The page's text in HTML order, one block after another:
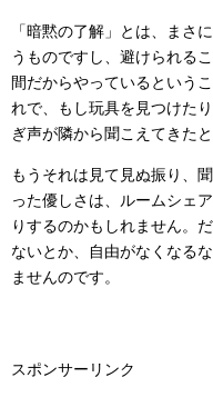
「暗黙の了解」とは、まさ
うものですし、避けられる
間だからやっているという
れで、もし玩具を見つけた
ぎ声が隣から聞こえてきたと
もうそれは見て見ぬ振り、
った優しさは、ルームシェ
りするのかもしれません。
ないとか、自由がなくなる
ませんのです。
スポンサーリンク